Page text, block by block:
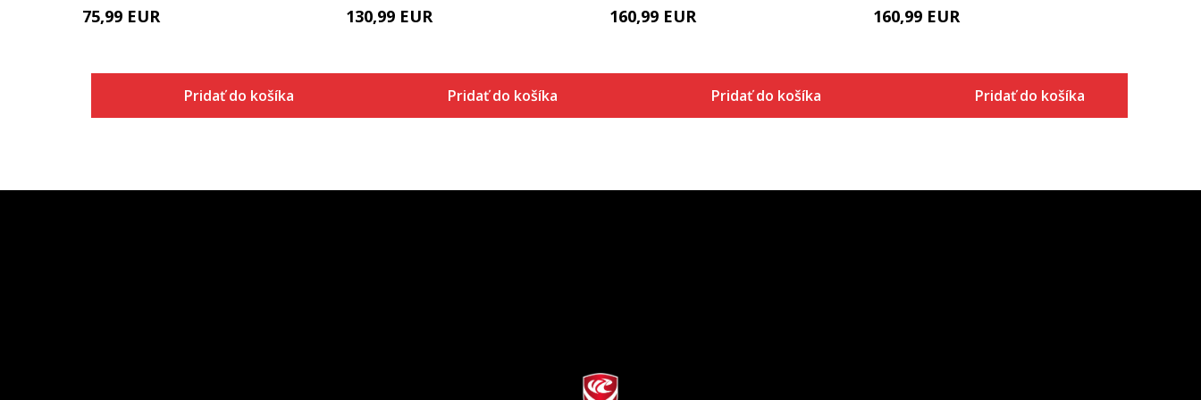
75,99 EUR
Pridať do košíka
130,99 EUR
Pridať do košíka
160,99 EUR
Pridať do košíka
160,99 EUR
Pridať do košíka